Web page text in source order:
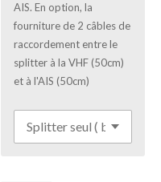
AIS. En option, la
fourniture de 2 câbles de
raccordement entre le
splitter à la VHF (50cm)
et à l'AIS (50cm)